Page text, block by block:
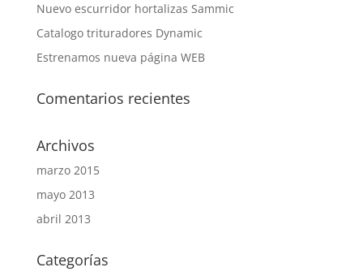
Nuevo escurridor hortalizas Sammic
Catalogo trituradores Dynamic
Estrenamos nueva página WEB
Comentarios recientes
Archivos
marzo 2015
mayo 2013
abril 2013
Categorías